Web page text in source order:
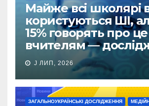
Майже всі школярі
користуються ШІ,
15% говорять про це
вчителям —
J ЛИП, 2026
ЗАГАЛЬНОУКРАЇНСЬКІ ДОСЛІДЖЕННЯ